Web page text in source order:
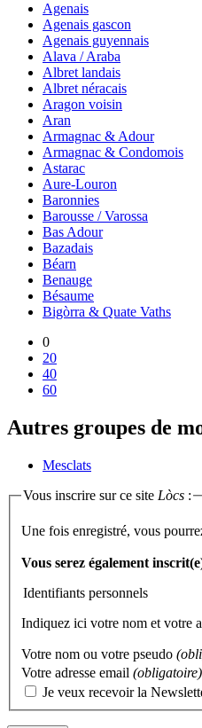
Agenais
Agenais gascon
Agenais guyennais
Alava / Araba
Albret landais
Albret néracais
Aragon voisin
Aran
Armagnac & Adour
Armagnac & Condomois
Astarac
Aure-Louron
Baronnies
Barousse / Varossa
Bas Adour
Bazadais
Béarn
Benauge
Bésaume
Bigòrra & Quate Vaths
0
20
40
60
Autres groupes de
Mesclats
Vous inscrire sur ce site Lòcs :
Une fois enregistré, vous
Vous serez également
Identifiants personnels
Indiquez ici votre nom et votre
Votre nom ou votre pseudo
Votre adresse email (obligatoire)
Je veux recevoir la